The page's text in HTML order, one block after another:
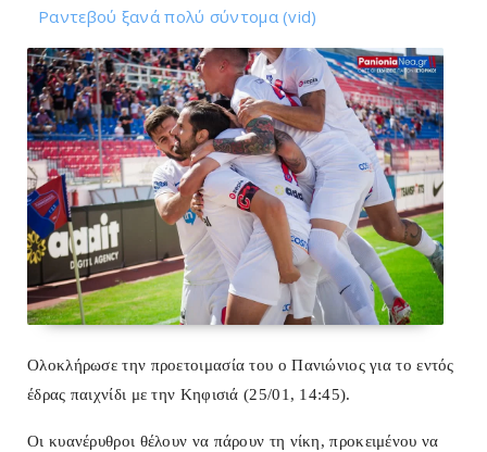
Ραντεβού ξανά πολύ σύντομα (vid)
Ολοκλήρωσε την προετοιμασία του ο Πανιώνιος για το εντός
έδρας παιχνίδι με την Κηφισιά (25/01, 14:45).
Οι κυανέρυθροι θέλουν να πάρουν τη νίκη, προκειμένου να